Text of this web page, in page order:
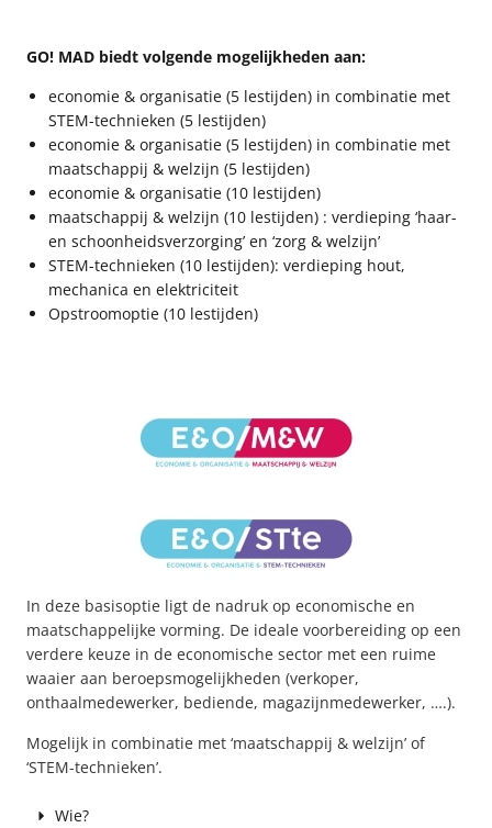
GO! MAD biedt volgende mogelijkheden aan:
economie & organisatie (5 lestijden) in combinatie met
STEM-technieken (5 lestijden)
economie & organisatie (5 lestijden) in combinatie met
maatschappij & welzijn (5 lestijden)
economie & organisatie (10 lestijden)
maatschappij & welzijn (10 lestijden) : verdieping ‘haar-
en schoonheidsverzorging’ en ‘zorg & welzijn’
STEM-technieken (10 lestijden): verdieping hout,
mechanica en elektriciteit
Opstroomoptie (10 lestijden)
In deze basisoptie ligt de nadruk op economische en
maatschappelijke vorming. De ideale voorbereiding op een
verdere keuze in de economische sector met een ruime
waaier aan beroepsmogelijkheden (verkoper,
onthaalmedewerker, bediende, magazijnmedewerker, ….).
Mogelijk in combinatie met ‘maatschappij & welzijn’ of
‘STEM-technieken’.
Wie?